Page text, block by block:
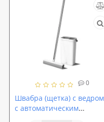
0
Швабра (щетка) с ведром
с автоматическим